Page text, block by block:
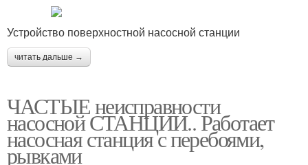
Устройство поверхностной насосной станции
читать дальше →
ЧАСТЫЕ неисправности
насосной СТАНЦИИ.. Работает
насосная станция с перебоями,
рывками